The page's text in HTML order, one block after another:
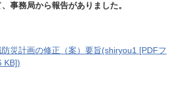
、事務局から報告がありました。
災計画の修正（案）要旨(shiryou1 [PDFフ
KB])